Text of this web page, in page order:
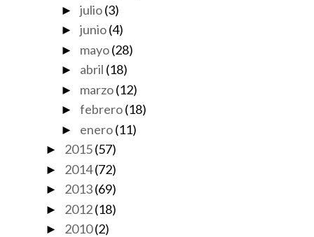
► julio (3)
► junio (4)
► mayo (28)
► abril (18)
► marzo (12)
► febrero (18)
► enero (11)
► 2015(57)
► 2014(72)
► 2013(69)
► 2012(18)
► 2010(2)